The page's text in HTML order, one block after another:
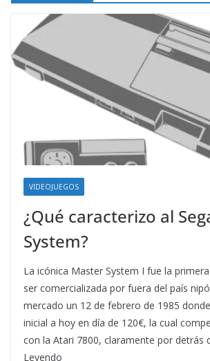
VIDEOJUEGOS
¿Qué caracterizo al
System?
La icónica Master System I fue la
ser comercializada por fuera del país
mercado un 12 de febrero de 1985
inicial a hoy en día de 120€, la cual
con la Atari 7800, claramente por detrás
Leyendo